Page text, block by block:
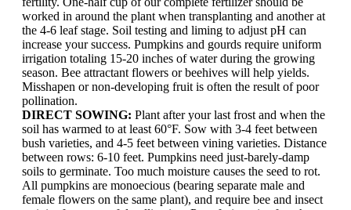
worked in around the plant when transplanting and another at
the 4-6 leaf stage. Soil testing and liming to adjust pH can
increase your success. Pumpkins and gourds require uniform
irrigation totaling 15-20 inches of water during the growing
season. Bee attractant flowers or beehives will help yields.
Misshapen or non-developing fruit is often the result of poor
pollination.
DIRECT SOWING: Plant after your last frost and when the
soil has warmed to at least 60°F. Sow with 3-4 feet between
bush varieties, and 4-5 feet between vining varieties. Distance
between rows: 6-10 feet. Pumpkins need just-barely-damp
soils to germinate. Too much moisture causes the seed to rot.
All pumpkins are monoecious (bearing separate male and
female flowers on the same plant), and require bee and insect